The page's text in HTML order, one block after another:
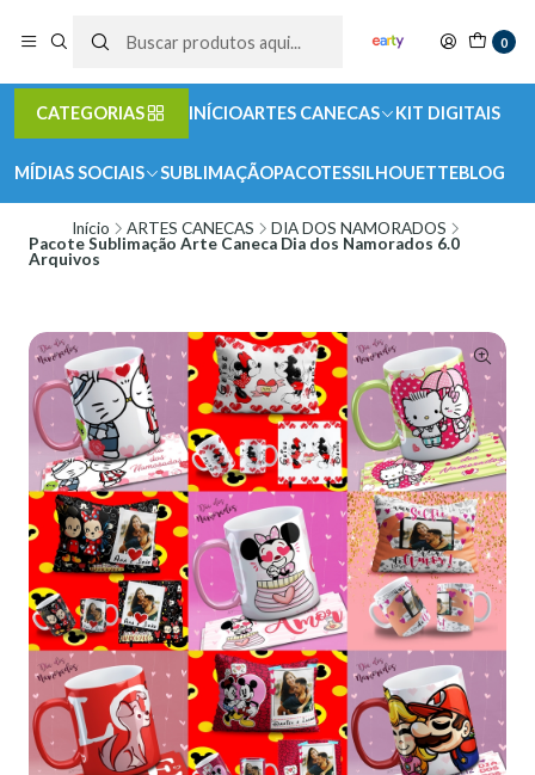
0
CATEGORIAS INÍCIOARTES CANECAS KIT DIGITAIS
MÍDIAS SOCIAIS SUBLIMAÇÃOPACOTESSILHOUETTEBLOG
Início ARTES CANECAS
DIA DOS NAMORADOS
Pacote Sublimação Arte Caneca Dia dos Namorados 6.0
Arquivos